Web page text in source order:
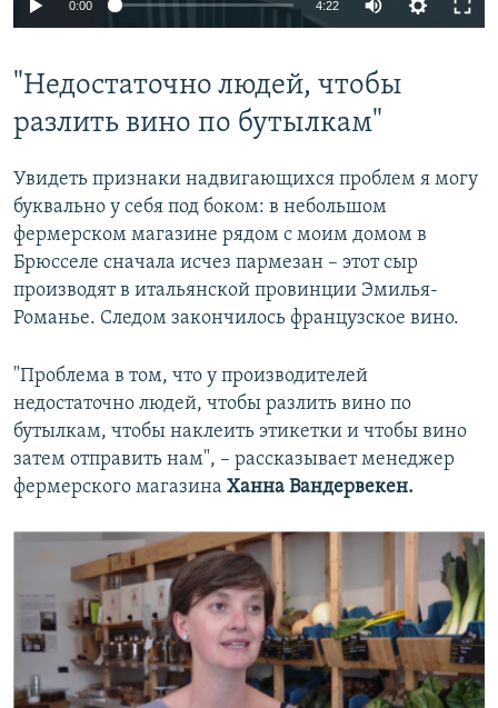
Auto 270p 360p 404p
0:00 4:22
360p
"Недостаточно людей, чтобы
разлить вино по бутылкам"
Увидеть признаки надвигающихся проблем я могу
буквально у себя под боком: в небольшом
фермерском магазине рядом с моим домом в
Брюсселе сначала исчез пармезан – этот сыр
производят в итальянской провинции Эмилья-
Романье. Следом закончилось французское вино.
"Проблема в том, что у производителей
недостаточно людей, чтобы разлить вино по
бутылкам, чтобы наклеить этикетки и чтобы вино
затем отправить нам", – рассказывает менеджер
фермерского магазина Ханна Вандервекен.